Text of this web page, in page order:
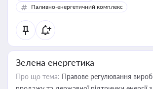
Паливно-енергетичний комплекс
Зелена енергетика
Про що тема: Правове регулювання